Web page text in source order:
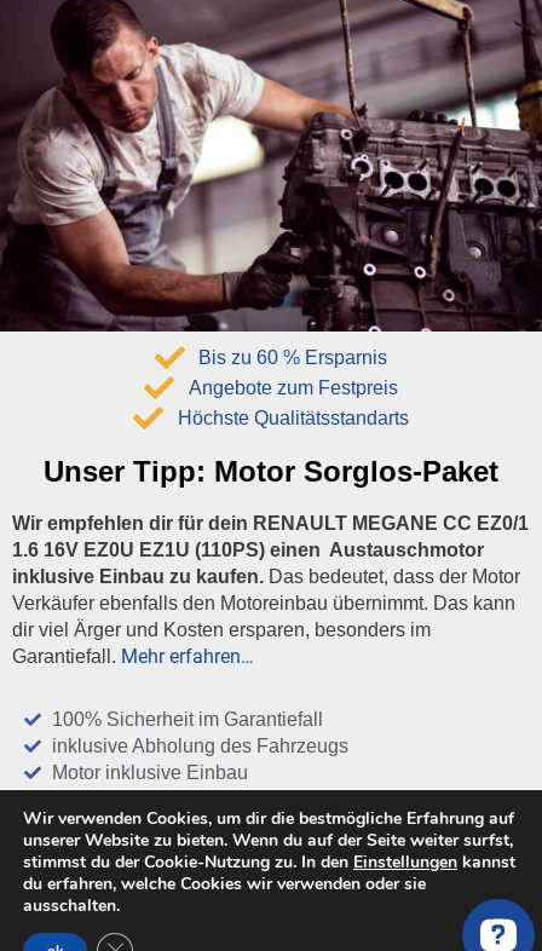
Unser Tipp: Motor Sorglos-Paket
Wir empfehlen dir für dein RENAULT MEGANE CC EZ0/1
1.6 16V EZ0U EZ1U (110PS) einen Austauschmotor
inklusive Einbau zu kaufen. Das bedeutet, dass der Motor
Verkäufer ebenfalls den Motoreinbau übernimmt. Das kann
dir viel Ärger und Kosten ersparen, besonders im
Garantiefall. Mehr erfahren…
100% Sicherheit im Garantiefall
inklusive Abholung des Fahrzeugs
Motor inklusive Einbau
Gewährleistung 12 bis 24 Monate
Bestes Preis / Leistung Verhältnis
Alles aus einer Hand
Angebote für Motor inkl. Einbau vergleichen
Bis zu 60 % Ersparnis
Angebote zum Festpreis
Höchste Qualitätsstandarts
Wir verwenden Cookies, um dir die bestmögliche Erfahrung auf
unserer Website zu bieten. Wenn du auf der Seite weiter surfst,
stimmst du der Cookie-Nutzung zu. In den Einstellungen kannst
du erfahren, welche Cookies wir verwenden oder sie
ausschalten.
GDPR Cookie-Banner schließen